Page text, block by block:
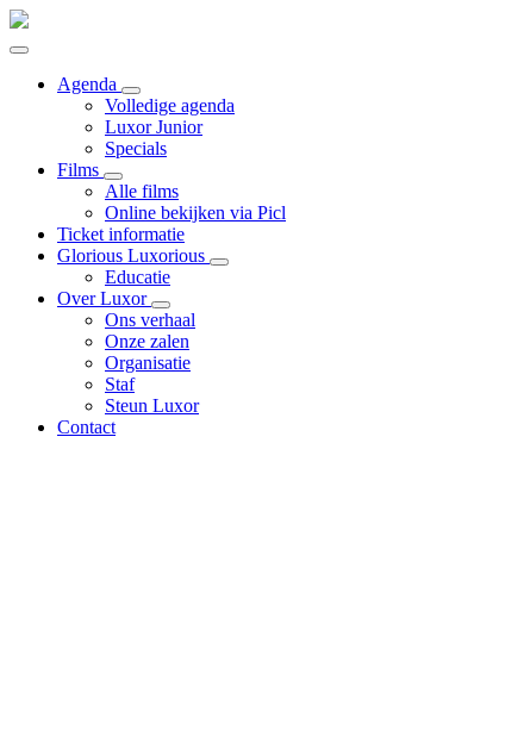
Agenda
Volledige agenda
Luxor Junior
Specials
Films
Alle films
Online bekijken via Picl
Ticket informatie
Glorious Luxorious
Educatie
Over Luxor
Ons verhaal
Onze zalen
Organisatie
Staf
Steun Luxor
Contact